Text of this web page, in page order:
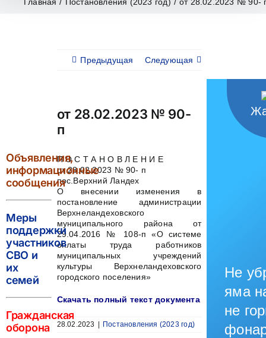
Предыдущая Следующая
от 28.02.2023 № 90-
п
П О С Т А Н О В Л Е Н И Е
от 28.02.2023 № 90- п
пос.Верхний Ландех
О внесении изменения в
постановление администрации
Верхнеландеховского
муниципального района от
29.04.2016 № 108-п «О системе
оплаты труда работников
муниципальных учреждений
культуры Верхнеландеховского
городского поселения»
Скачать полный текст документа
28.02.2023 Постановления (2023 год)
Объявления,
информационные
сообщения
Меры
поддержки
участников
СВО и
их
семей
Гражданская
оборона
Не
яма
не